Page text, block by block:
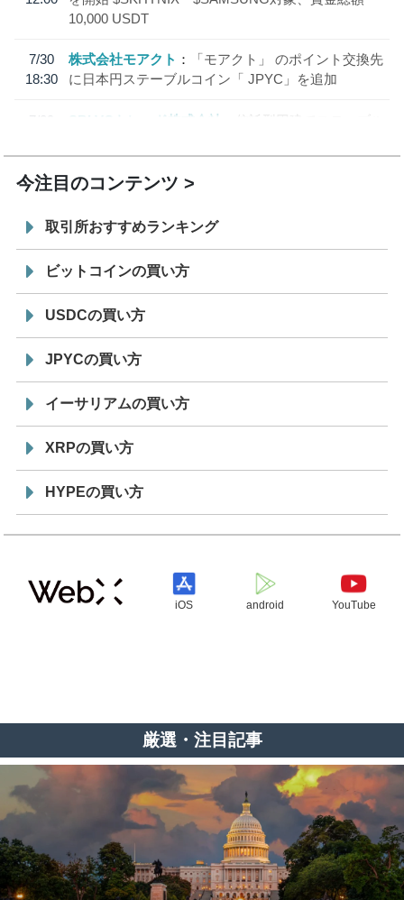
10,000 USDT
7/30
18:30
株式会社モアクト
「モアクト」 のポイント交換先
に日本円ステーブルコイン「 JPYC」を追加
7/29
SBI VCトレード株式会社
信託型円建てステーブル
今注目のコンテンツ
取引所おすすめランキング
ビットコインの買い方
USDCの買い方
JPYCの買い方
イーサリアムの買い方
XRPの買い方
HYPEの買い方
iOS android YouTube
厳選・注目記事